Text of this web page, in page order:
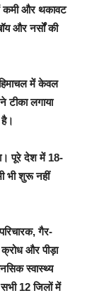
कमी और थकावट
और नर्सों की
में केवल
टीका लगाया
पूरे देश में 18-
भी शुरू नहीं
गैर-
क्रोध और पीड़ा
स्वास्थ्य
12 जिलों में